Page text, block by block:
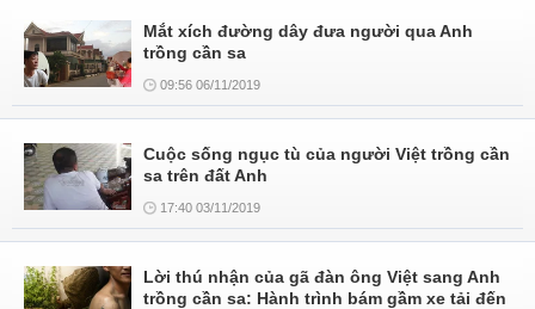
Mắt xích đường dây đưa người qua Anh
trồng cần sa
09:56 06/11/2019
Cuộc sống ngục tù của người Việt trồng cần
sa trên đất Anh
17:40 03/11/2019
Lời thú nhận của gã đàn ông Việt sang Anh
trồng cần sa: Hành trình bám gầm xe tải đến